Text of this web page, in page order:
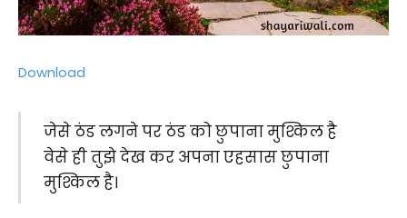
Download
जेसे ठंड लगने पर ठंड को छुपाना मुश्किल है
वेसे ही तुझे देख कर अपना एहसास छुपाना
मुश्किल है।